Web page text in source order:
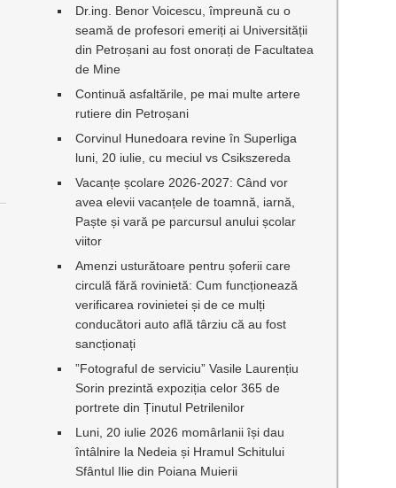
Dr.ing. Benor Voicescu, împreună cu o
seamă de profesori emeriți ai Universității
din Petroșani au fost onorați de Facultatea
de Mine
Continuă asfaltările, pe mai multe artere
rutiere din Petroșani
Corvinul Hunedoara revine în Superliga
luni, 20 iulie, cu meciul vs Csikszereda
Vacanțe școlare 2026-2027: Când vor
avea elevii vacanțele de toamnă, iarnă,
Paște și vară pe parcursul anului școlar
viitor
Amenzi usturătoare pentru șoferii care
circulă fără rovinietă: Cum funcționează
verificarea rovinietei și de ce mulți
conducători auto află târziu că au fost
sancționați
”Fotograful de serviciu” Vasile Laurențiu
Sorin prezintă expoziția celor 365 de
portrete din Ținutul Petrilenilor
Luni, 20 iulie 2026 momârlanii își dau
întâlnire la Nedeia și Hramul Schitului
Sfântul Ilie din Poiana Muierii